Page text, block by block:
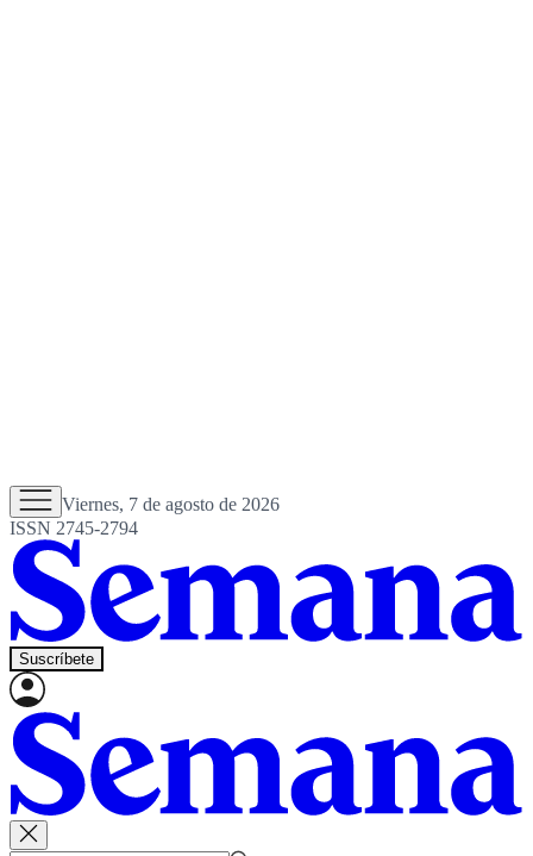
Viernes, 7 de agosto de 2026
ISSN 2745-2794
Suscríbete